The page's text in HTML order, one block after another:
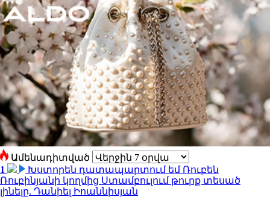
Ամենադիտված
1
Խստորեն դատապարտում եմ Ռուբեն
Ռուբինյանի կողմից Ստամբուլում թուրք տեսած
լինելը. Դանիել Իոաննիսյան